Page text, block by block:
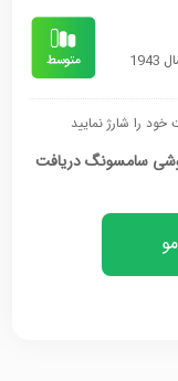
را شارژ نمایید
شدن گوشی سامسونگ دریافت